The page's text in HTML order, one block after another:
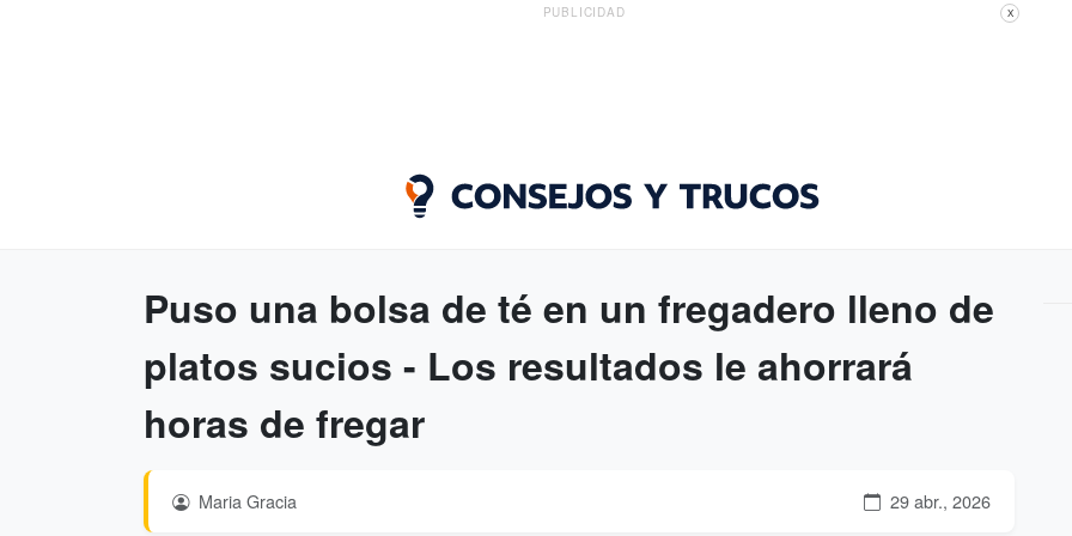
PUBLICIDAD X
Puso una bolsa de té en un fregadero lleno de
platos sucios - Los resultados le ahorrará
horas de fregar
Maria Gracia 29 abr., 2026